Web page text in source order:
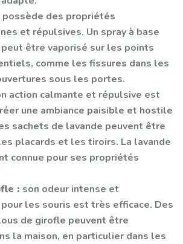
possède des propriétés
et répulsives. Un spray à base
peut être vaporisé sur les points
comme les fissures dans les
sous les portes.
action calmante et répulsive est
une ambiance paisible et hostile
sachets de lavande peuvent être
placards et les tiroirs. La lavande
connue pour ses propriétés
: son odeur intense et
les souris est très efficace. Des
de girofle peuvent être
la maison, en particulier dans les